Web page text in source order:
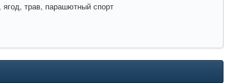
трав, парашютный спорт